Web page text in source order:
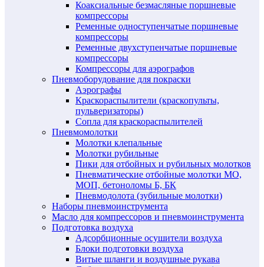
Коаксиальные безмасляные поршневые
компрессоры
Ременные одноступенчатые поршневые
компрессоры
Ременные двухступенчатые поршневые
компрессоры
Компрессоры для аэрографов
Пневмоборудование для покраски
Аэрографы
Краскораспылители (краскопульты,
пульверизаторы)
Сопла для краскораспылителей
Пневмомолотки
Молотки клепальные
Молотки рубильные
Пики для отбойных и рубильных молотков
Пневматические отбойные молотки МО,
МОП, бетоноломы Б, БК
Пневмодолота (зубильные молотки)
Наборы пневмоинструмента
Масло для компрессоров и пневмоинструмента
Подготовка воздуха
Адсорбционные осушители воздуха
Блоки подготовки воздуха
Витые шланги и воздушные рукава